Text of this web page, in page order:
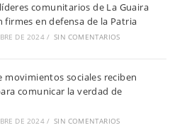
comunitarios de La Guaira
firmes en defensa de la Patria
DE 2024 / SIN COMENTARIOS
movimientos sociales reciben
comunicar la verdad de
DE 2024 / SIN COMENTARIOS